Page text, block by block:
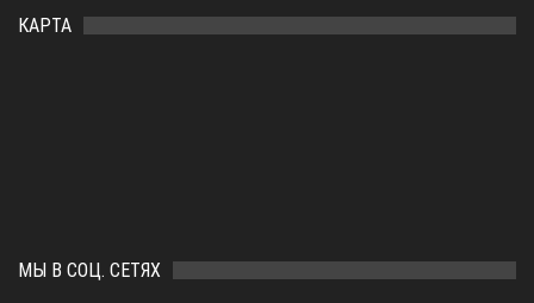
КАРТА
МЫ В СОЦ. СЕТЯХ